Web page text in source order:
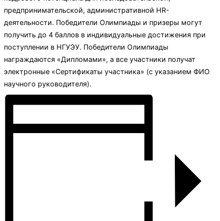
предпринимательской, административной HR-
деятельности. Победители Олимпиады и призеры могут
получить до 4 баллов в индивидуальные достижения при
поступлении в НГУЭУ. Победители Олимпиады
награждаются «Дипломами», а все участники получат
электронные «Сертификаты участника» (с указанием ФИО
научного руководителя).